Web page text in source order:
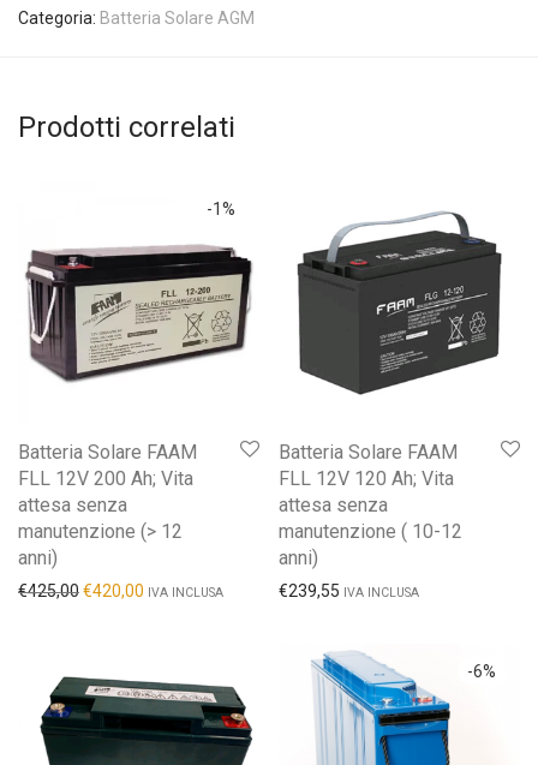
Categoria: Batteria Solare AGM
Prodotti correlati
-1%
Batteria Solare FAAM
FLL 12V 200 Ah; Vita
attesa senza
manutenzione (> 12
anni)
€425,00€420,00 IVA INCLUSA
Batteria Solare FAAM
FLL 12V 120 Ah; Vita
attesa senza
manutenzione ( 10-12
anni)
€239,55 IVA INCLUSA
-6%